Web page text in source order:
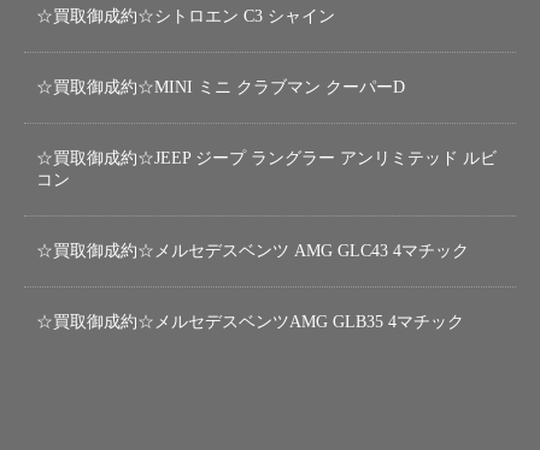
☆買取御成約☆シトロエン C3 シャイン
☆買取御成約☆MINI ミニ クラブマン クーパーD
☆買取御成約☆JEEP ジープ ラングラー アンリミテッド ルビ
コン
☆買取御成約☆メルセデスベンツ AMG GLC43 4マチック
☆買取御成約☆メルセデスベンツAMG GLB35 4マチック